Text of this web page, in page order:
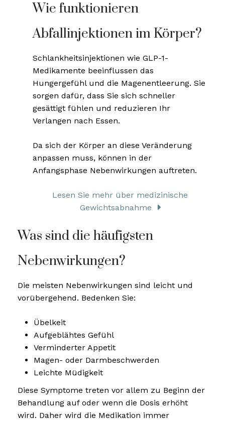
Wie funktionieren
Abfallinjektionen im Körper?
Schlankheitsinjektionen wie GLP-1-
Medikamente beeinflussen das
Hungergefühl und die Magenentleerung. Sie
sorgen dafür, dass Sie sich schneller
gesättigt fühlen und reduzieren Ihr
Verlangen nach Essen.
Da sich der Körper an diese Veränderung
anpassen muss, können in der
Anfangsphase Nebenwirkungen auftreten.
Lesen Sie mehr über medizinische
Gewichtsabnahme
Was sind die häufigsten
Nebenwirkungen?
Die meisten Nebenwirkungen sind leicht und
vorübergehend. Bedenken Sie:
Übelkeit
Aufgeblähtes Gefühl
Verminderter Appetit
Magen- oder Darmbeschwerden
Leichte Müdigkeit
Diese Symptome treten vor allem zu Beginn der
Behandlung auf oder wenn die Dosis erhöht
wird. Daher wird die Medikation immer